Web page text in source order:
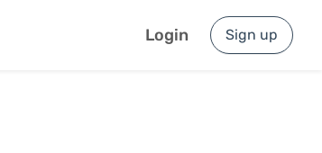
Login Sign up